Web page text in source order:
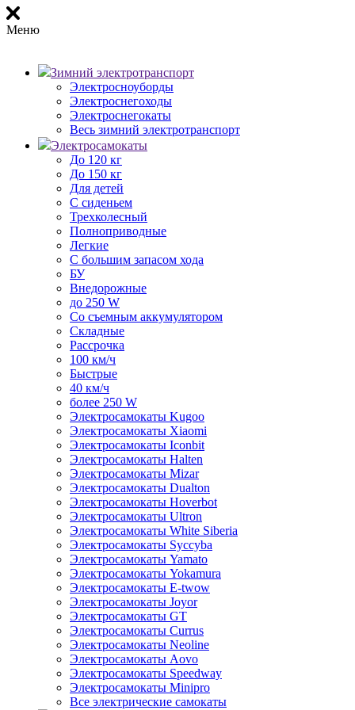
Меню
Зимний электротранспорт
Электросноуборды
Электроснегоходы
Электроснегокаты
Весь зимний электротранспорт
Электросамокаты
До 120 кг
До 150 кг
Для детей
С сиденьем
Трехколесный
Полноприводные
Легкие
С большим запасом хода
БУ
Внедорожные
до 250 W
Со съемным аккумулятором
Складные
Рассрочка
100 км/ч
Быстрые
40 км/ч
более 250 W
Электросамокаты Kugoo
Электросамокаты Xiaomi
Электросамокаты Iconbit
Электросамокаты Halten
Электросамокаты Mizar
Электросамокаты Dualton
Электросамокаты Hoverbot
Электросамокаты Ultron
Электросамокаты White Siberia
Электросамокаты Syccyba
Электросамокаты Yamato
Электросамокаты Yokamura
Электросамокаты E-twow
Электросамокаты Joyor
Электросамокаты GT
Электросамокаты Currus
Электросамокаты Neoline
Электросамокаты Aovo
Электросамокаты Speedway
Электросамокаты Minipro
Все электрические самокаты